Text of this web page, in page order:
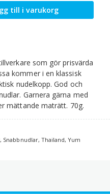
till i varukorg
som gör prisvärda
kommer i en klassisk
nudelkopp. God och
Garnera gärna med
mättande maträtt. 70g.
, Snabbnudlar, Thailand,Yum